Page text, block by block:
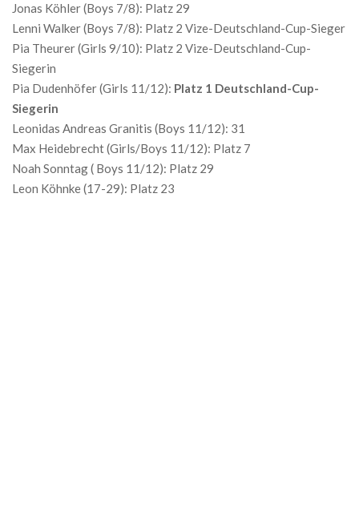
Jonas Köhler (Boys 7/8): Platz 29
Lenni Walker (Boys 7/8): Platz 2 Vize-Deutschland-Cup-Sieger
Pia Theurer (Girls 9/10): Platz 2 Vize-Deutschland-Cup-
Siegerin
Pia Dudenhöfer (Girls 11/12): Platz 1 Deutschland-Cup-
Siegerin
Leonidas Andreas Granitis (Boys 11/12): 31
Max Heidebrecht (Girls/Boys 11/12): Platz 7
Noah Sonntag ( Boys 11/12): Platz 29
Leon Köhnke (17-29): Platz 23